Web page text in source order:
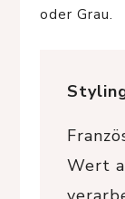
oder Grau.
Wert